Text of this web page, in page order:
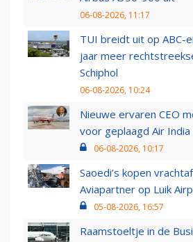
06-08-2026, 11:17
TUI breidt uit op ABC-
jaar meer
Schiphol
06-08-2026, 10:24
Nieuwe ervaren CEO
voor geplaagd Air India
06-08-2026, 10:17
Saoedi’s kopen
Aviapartner op Luik
05-08-2026, 16:57
Raamstoeltje in de